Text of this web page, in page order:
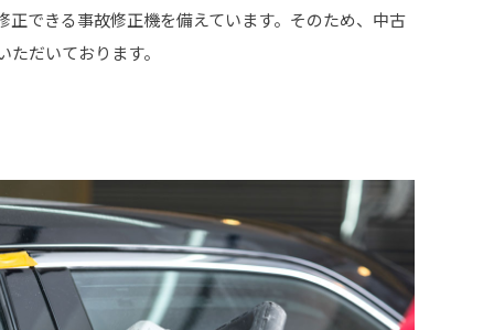
正できる事故修正機を備えています。そのため、中古
だいております。